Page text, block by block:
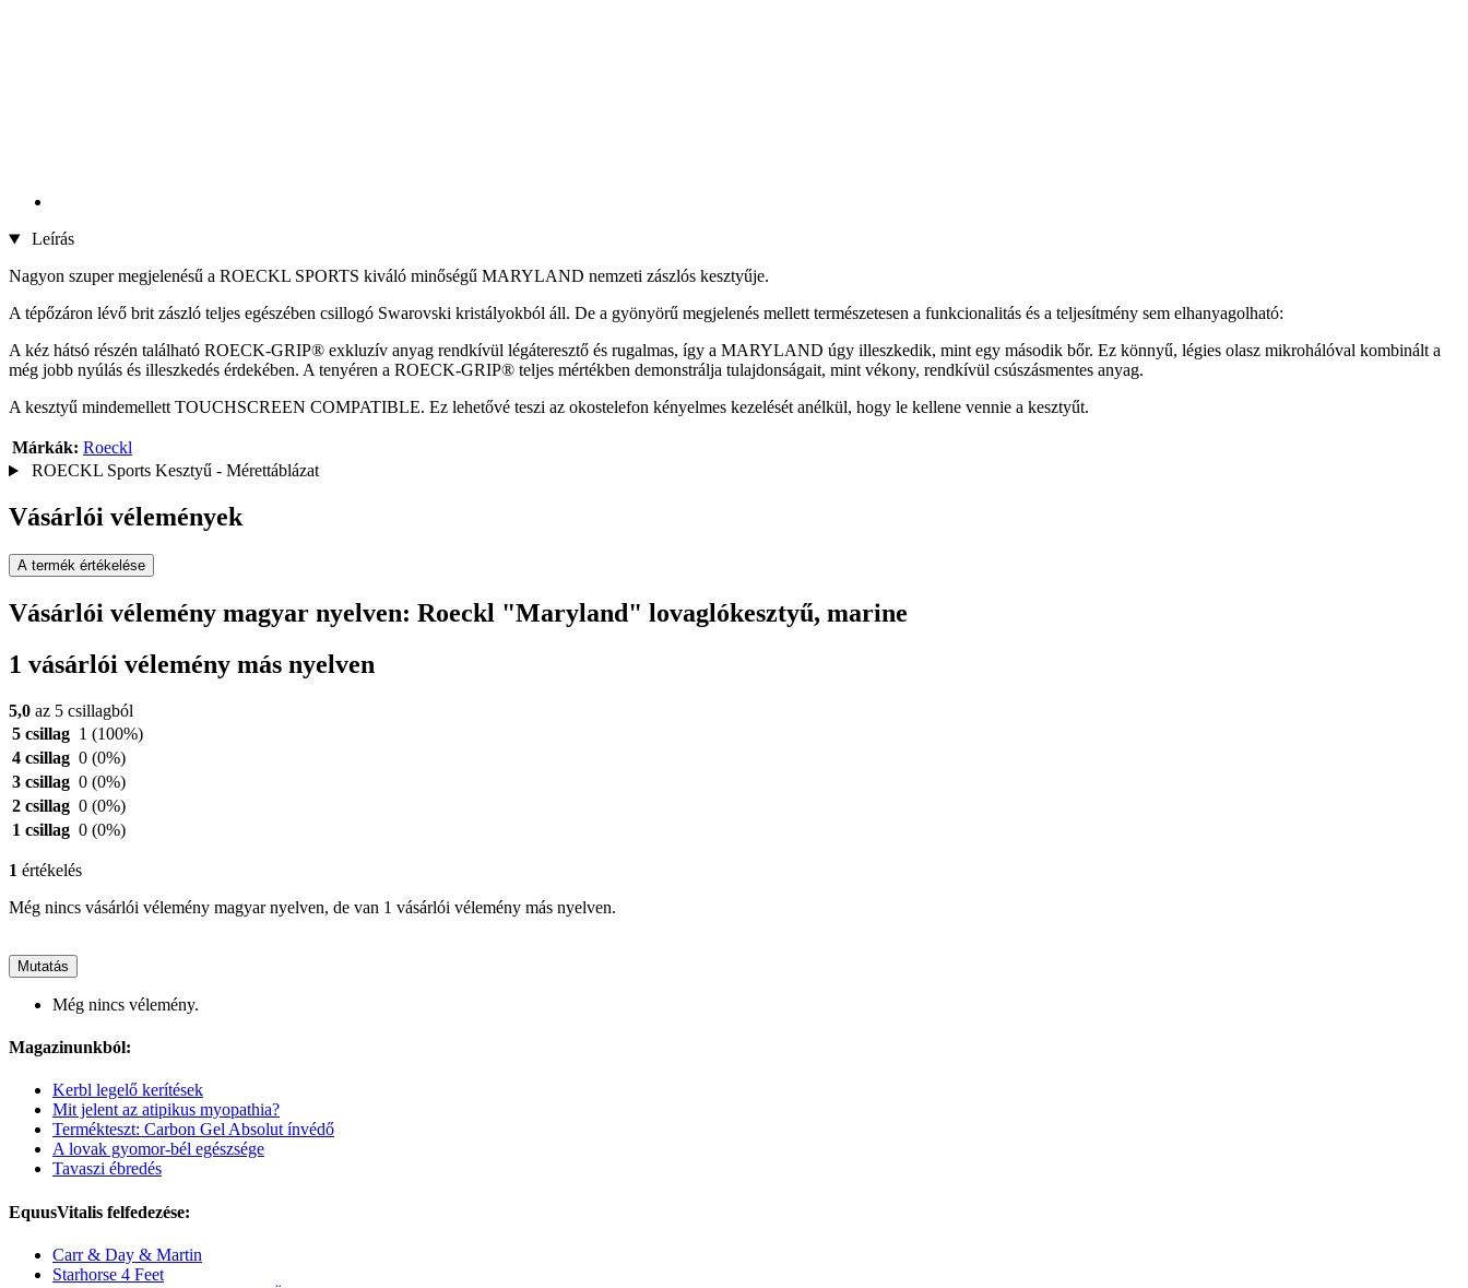
Leírás
Nagyon szuper megjelenésű a ROECKL SPORTS kiváló minőségű MARYLAND nemzeti zászlós kesztyűje.
A tépőzáron lévő brit zászló teljes egészében csillogó Swarovski kristályokból áll. De a gyönyörű megjelenés mellett természetesen a funkcionalitás és a teljesítmény sem elhanyagolható:
A kéz hátsó részén található ROECK-GRIP® exkluzív anyag rendkívül légáteresztő és rugalmas, így a MARYLAND úgy illeszkedik, mint egy második bőr. Ez könnyű, légies olasz mikrohálóval kombinált a
még jobb nyúlás és illeszkedés érdekében. A tenyéren a ROECK-GRIP® teljes mértékben demonstrálja tulajdonságait, mint vékony, rendkívül csúszásmentes anyag.
A kesztyű mindemellett TOUCHSCREEN COMPATIBLE. Ez lehetővé teszi az okostelefon kényelmes kezelését anélkül, hogy le kellene vennie a kesztyűt.
Márkák: Roeckl
ROECKL Sports Kesztyű - Mérettáblázat
Vásárlói vélemények
A termék értékelése
Vásárlói vélemény magyar nyelven: Roeckl "Maryland" lovaglókesztyű, marine
1 vásárlói vélemény más nyelven
5,0 az 5 csillagból
5 csillag 1 (100%)
4 csillag 0 (0%)
3 csillag 0 (0%)
2 csillag 0 (0%)
1 csillag 0 (0%)
1 értékelés
Még nincs vásárlói vélemény magyar nyelven, de van 1 vásárlói vélemény más nyelven.
Mutatás
Még nincs vélemény.
Magazinunkból:
Kerbl legelő kerítések
Mit jelent az atipikus myopathia?
Termékteszt: Carbon Gel Absolut ínvédő
A lovak gyomor-bél egészsége
Tavaszi ébredés
EquusVitalis felfedezése:
Carr & Day & Martin
Starhorse 4 Feet